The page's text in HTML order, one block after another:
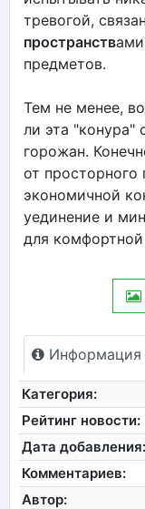
тревогой,
пространств
предметов.
Тем не менее,
ли эта
горожан.
от
экономичной
уединение и
для
Информация
Категория:
Рейтинг новости:
Дата добавления:
Комментариев:
Автор: